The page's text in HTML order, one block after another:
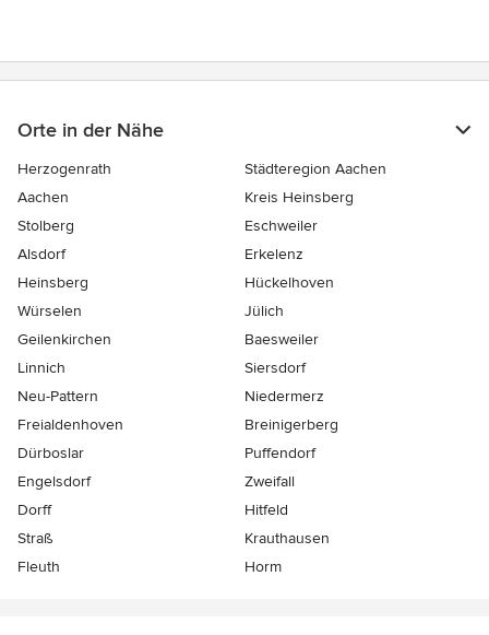
Orte in der Nähe
Herzogenrath
Städteregion Aachen
Aachen
Kreis Heinsberg
Stolberg
Eschweiler
Alsdorf
Erkelenz
Heinsberg
Hückelhoven
Würselen
Jülich
Geilenkirchen
Baesweiler
Linnich
Siersdorf
Neu-Pattern
Niedermerz
Freialdenhoven
Breinigerberg
Dürboslar
Puffendorf
Engelsdorf
Zweifall
Dorff
Hitfeld
Straß
Krauthausen
Fleuth
Horm